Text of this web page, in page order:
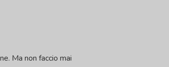
Ma non faccio mai